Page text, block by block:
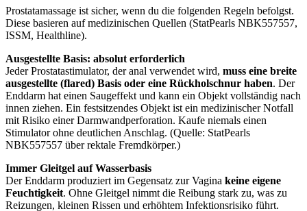
Prostatamassage ist sicher, wenn du die folgenden Regeln befolgst.
Diese basieren auf medizinischen Quellen (StatPearls NBK557557,
ISSM, Healthline).
Ausgestellte Basis: absolut erforderlich
Jeder Prostatastimulator, der anal verwendet wird, muss eine breite
ausgestellte (flared) Basis oder eine Rückholschnur haben. Der
Enddarm hat einen Saugeffekt und kann ein Objekt vollständig nach
innen ziehen. Ein festsitzendes Objekt ist ein medizinischer Notfall
mit Risiko einer Darmwandperforation. Kaufe niemals einen
Stimulator ohne deutlichen Anschlag. (Quelle: StatPearls
NBK557557 über rektale Fremdkörper.)
Immer Gleitgel auf Wasserbasis
Der Enddarm produziert im Gegensatz zur Vagina keine eigene
Feuchtigkeit. Ohne Gleitgel nimmt die Reibung stark zu, was zu
Reizungen, kleinen Rissen und erhöhtem Infektionsrisiko führt.